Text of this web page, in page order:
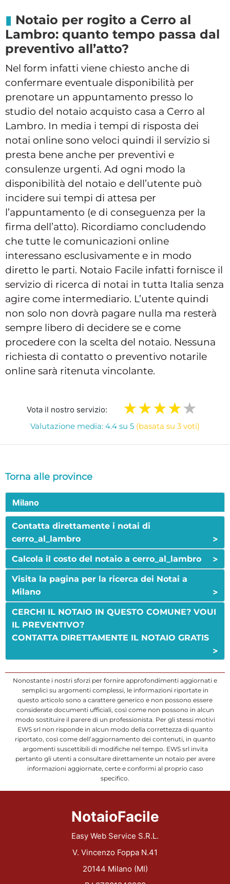
Notaio per rogito a Cerro al
Lambro: quanto tempo passa dal
preventivo all’atto?
Nel form infatti viene chiesto anche di
confermare eventuale disponibilità per
prenotare un appuntamento presso lo
studio del notaio acquisto casa a Cerro al
Lambro. In media i tempi di risposta dei
notai online sono veloci quindi il servizio si
presta bene anche per preventivi e
consulenze urgenti. Ad ogni modo la
disponibilità del notaio e dell’utente può
incidere sui tempi di attesa per
l’appuntamento (e di conseguenza per la
firma dell’atto). Ricordiamo concludendo
che tutte le comunicazioni online
interessano esclusivamente e in modo
diretto le parti. Notaio Facile infatti fornisce il
servizio di ricerca di notai in tutta Italia senza
agire come intermediario. L’utente quindi
non solo non dovrà pagare nulla ma resterà
sempre libero di decidere se e come
procedere con la scelta del notaio. Nessuna
richiesta di contatto o preventivo notarile
online sarà ritenuta vincolante.
Vota il nostro servizio:
Valutazione media: 4.4 su 5 (basata su 3 voti)
Torna alle province
Milano
Contatta direttamente i notai di
cerro_al_lambro
>
Calcola il costo del notaio a cerro_al_lambro >
Visita la pagina per la ricerca dei Notai a
Milano
>
CERCHI IL NOTAIO IN QUESTO COMUNE? VOUI
IL PREVENTIVO?
CONTATTA DIRETTAMENTE IL NOTAIO GRATIS
>
Nonostante i nostri sforzi per fornire approfondimenti aggiornati e
semplici su argomenti complessi, le informazioni riportate in
questo articolo sono a carattere generico e non possono essere
considerate documenti ufficiali, così come non possono in alcun
modo sostituire il parere di un professionista. Per gli stessi motivi
EWS srl non risponde in alcun modo della correttezza di quanto
riportato, così come dell’aggiornamento dei contenuti, in quanto
argomenti suscettibili di modifiche nel tempo. EWS srl invita
pertanto gli utenti a consultare direttamente un notaio per avere
informazioni aggiornate, certe e conformi al proprio caso
specifico.
NotaioFacile
Easy Web Service S.R.L.
V. Vincenzo Foppa N.41
20144 Milano (MI)